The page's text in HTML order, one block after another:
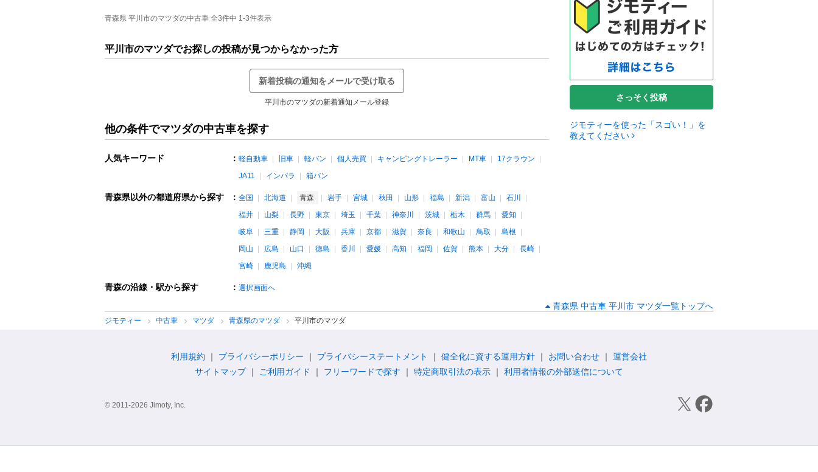
青森県 平川市のマツダの中古車 全3件中 1-3件表示
平川市のマツダでお探しの投稿が見つからなかった方
新着投稿の通知をメールで受け取る
平川市のマツダの新着通知メール登録
他の条件でマツダの中古車を探す
人気キーワード ： 軽自動車 旧車 軽バン 個人売買 キャンピングトレーラー MT車
17クラウン
JA11
インパラ 箱バン
青森県以外の都道府県から探す ： 全国 北海道 青森 岩手 宮城 秋田 山形 福島 新潟 富山
石川
福井
山梨 長野 東京 埼玉 千葉 神奈川 茨城 栃木 群馬
愛知
岐阜
三重 静岡 大阪 兵庫 京都 滋賀 奈良 和歌山 鳥取
島根
岡山
広島 山口 徳島 香川 愛媛 高知 福岡 佐賀 熊本 大分
長崎
宮崎
鹿児島 沖縄
青森の沿線・駅から探す ： 選択画面へ
さっそく投稿
ジモティーを使った「スゴい！」を
教えてください
青森県 中古車 平川市 マツダ一覧トップへ
ジモティー 中古車 マツダ 青森県のマツダ 平川市のマツダ
利用規約 プライバシーポリシー プライバシーステートメント 健全化に資する運用方針 お問い合わせ
運営会社
サイトマップ
ご利用ガイド フリーワードで探す 特定商取引法の表示 利用者情報の外部送信について
© 2011-2026 Jimoty, Inc.